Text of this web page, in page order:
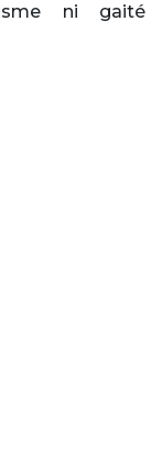
ni gaité